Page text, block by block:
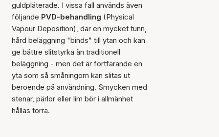
guldpläterade. I vissa fall används även
följande PVD-behandling (Physical
Vapour Deposition), där en mycket tunn,
hård beläggning "binds" till ytan och kan
ge bättre slitstyrka än traditionell
beläggning - men det är fortfarande en
yta som så småningom kan slitas ut
beroende på användning. Smycken med
stenar, pärlor eller lim bör i allmänhet
hållas torra.